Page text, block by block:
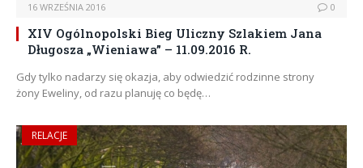
16 WRZEŚNIA 2016 0
XIV Ogólnopolski Bieg Uliczny Szlakiem Jana
Długosza „Wieniawa” – 11.09.2016 R.
Gdy tylko nadarzy się okazja, aby odwiedzić rodzinne strony
żony Eweliny, od razu planuję co będę…
RELACJE